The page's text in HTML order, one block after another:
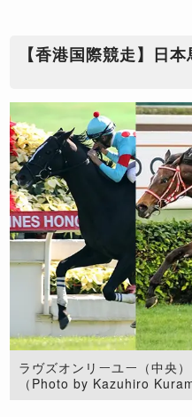
【香港国際競走】日
ラヴズオンリーユー（中央
（Photo by Kazuhiro